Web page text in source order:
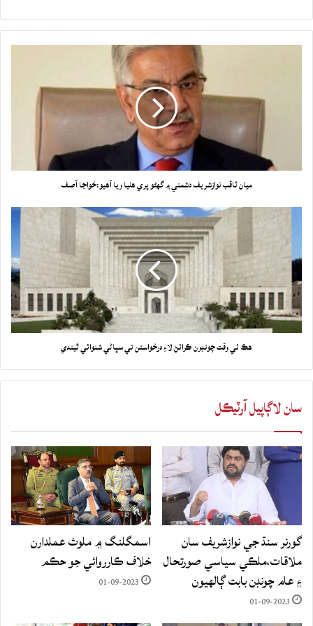
ميان ثاقب نوازشريف دشمني ۾ گهڻو پري هليا ويا آهيو:خواجا آصف
هڪ ئي وقت چونڊون ڪرائڻ لاءِ درخواستن تي سڀاڻي شنوائي ٿيندي
سان لاڳاپيل آرٽيڪل
گورنر سنڌ جي نوازشريف سان
ملاقات،ملڪي سياسي صورتحال
۽ عام چونڊن بابت ڳالهيون
01-09-2023
اسمگلنگ ۾ ملوث عملدارن
خلاف ڪارروائي جو حڪم
01-09-2023